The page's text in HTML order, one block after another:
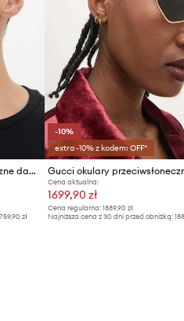
Gucci okulary przeciwsłoneczne damskie
zł
-10%
extra -10% z kodem: OFF*
Gucci okulary
Cena aktualna:
1699,90 zł
Cena regularna: 1889,90 zł
Najniższa cena z 30 dni przed obniżką: